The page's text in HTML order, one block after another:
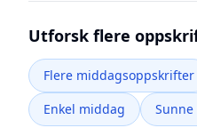
Utforsk flere
Flere middagsoppskrifter
Enkel middag